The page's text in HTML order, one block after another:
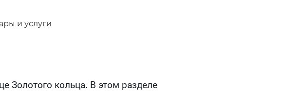
и услуги
Золотого кольца. В этом разделе